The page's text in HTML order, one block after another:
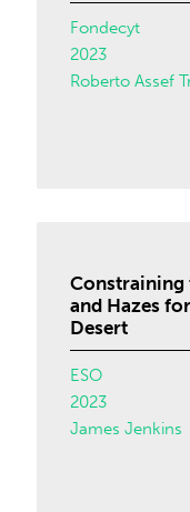
Fondecyt
2023
Roberto Assef
Constraining
and Hazes
Desert
ESO
2023
James Jenkins